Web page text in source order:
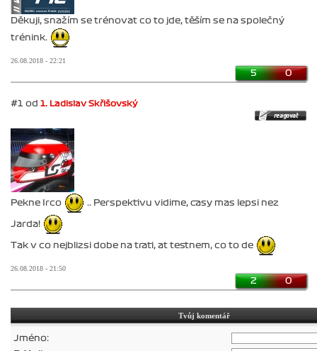
Děkuji, snažím se trénovat co to jde, těším se na společný
trénink.
26.08.2018 - 22:21
5 0
#1 od 1. Ladislav Skřišovský
Pekne Irco .. Perspektivu vidime, casy mas lepsi nez
Jarda!
Tak v co nejblizsi dobe na trati, at testnem, co to de
26.08.2018 - 21:50
2 0
Tvůj komentář
Jméno: